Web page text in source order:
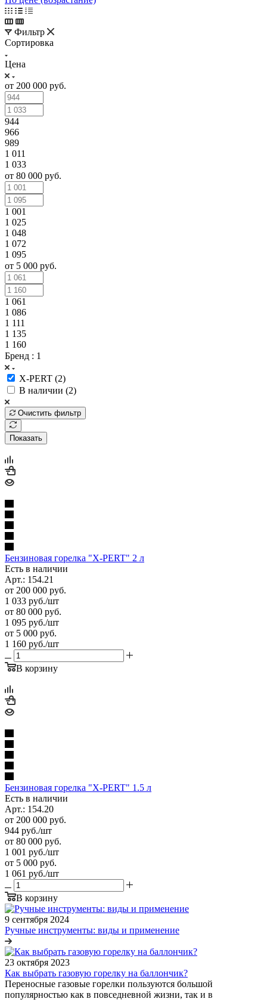
Фильтр
Сортировка
Цена
от 200 000 руб.
944
966
989
1 011
1 033
от 80 000 руб.
1 001
1 025
1 048
1 072
1 095
от 5 000 руб.
1 061
1 086
1 111
1 135
1 160
Бренд : 1
X-PERT (2)
В наличии (2)
Очистить фильтр
Показать
Бензиновая горелка "X-PERT" 2 л
Есть в наличии
Арт.: 154.21
от 200 000 руб.
1 033 руб./шт
от 80 000 руб.
1 095 руб./шт
от 5 000 руб.
1 160 руб./шт
В корзину
Бензиновая горелка "X-PERT" 1.5 л
Есть в наличии
Арт.: 154.20
от 200 000 руб.
944 руб./шт
от 80 000 руб.
1 001 руб./шт
от 5 000 руб.
1 061 руб./шт
В корзину
9 сентября 2024
Ручные инструменты: виды и применение
23 октября 2023
Как выбрать газовую горелку на баллончик?
Переносные газовые горелки пользуются большой
популярностью как в повседневной жизни, так и в